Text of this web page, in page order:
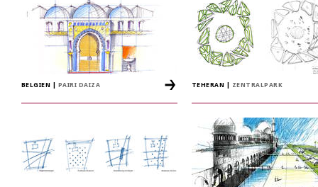
BELGIEN PAIRI DAIZA TEHERAN ZENTRALPARK